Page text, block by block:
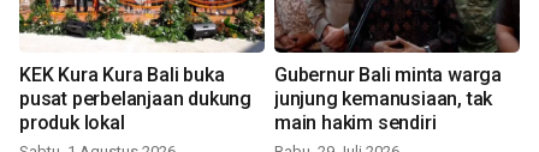
KEK Kura Kura Bali buka
pusat perbelanjaan dukung
produk lokal
Gubernur Bali minta warga
junjung kemanusiaan, tak
main hakim sendiri